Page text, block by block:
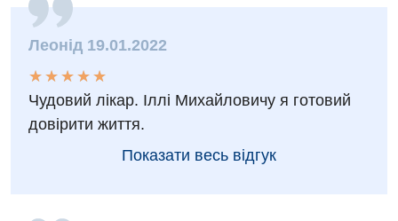
Дитяча кардіоревматологія
Дитяча неврологія
Дитяча оториноларингологія
Дитяча офтальмологія
Леонід 19.01.2022
★
★
★
★
★
★ ★ ★ ★ ★
Чудовий лікар. Іллі Михайловичу я готовий
довірити життя.
Показати весь відгук